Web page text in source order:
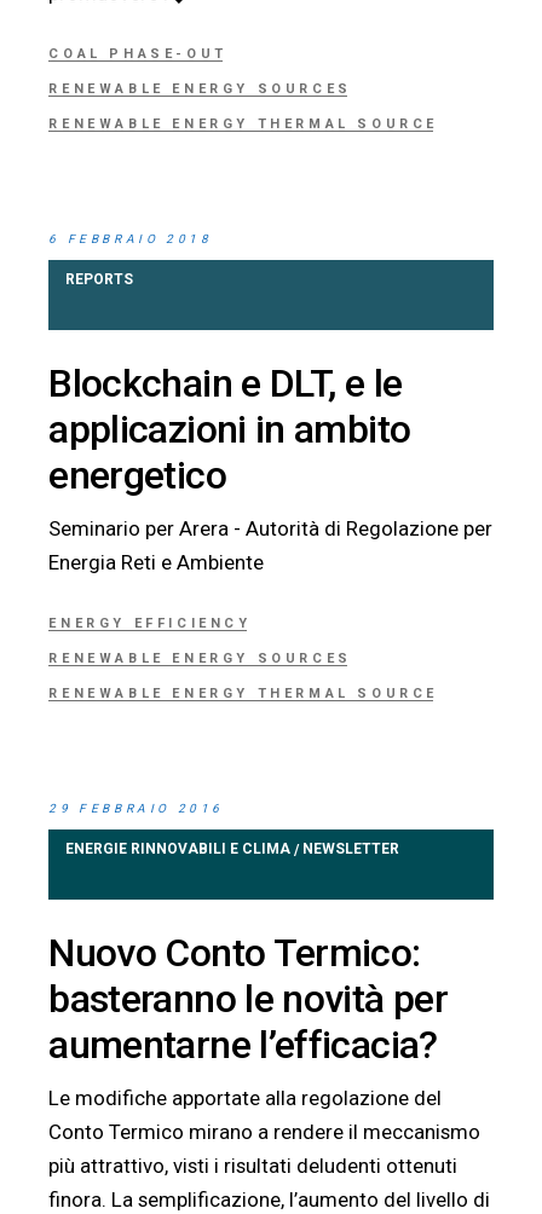
COAL PHASE-OUT
RENEWABLE ENERGY SOURCES
RENEWABLE ENERGY THERMAL SOURCE
6 FEBBRAIO 2018
REPORTS
Blockchain e DLT, e le
applicazioni in ambito
energetico
Seminario per Arera - Autorità di Regolazione per
Energia Reti e Ambiente
ENERGY EFFICIENCY
RENEWABLE ENERGY SOURCES
RENEWABLE ENERGY THERMAL SOURCE
29 FEBBRAIO 2016
ENERGIE RINNOVABILI E CLIMA / NEWSLETTER
Nuovo Conto Termico:
basteranno le novità per
aumentarne l’efficacia?
Le modifiche apportate alla regolazione del
Conto Termico mirano a rendere il meccanismo
più attrattivo, visti i risultati deludenti ottenuti
finora. La semplificazione, l’aumento del livello di